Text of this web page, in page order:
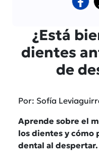
¿Está
dientes
de
Por: Sofía
Aprende sobre el
los dientes y cómo
dental al despertar.